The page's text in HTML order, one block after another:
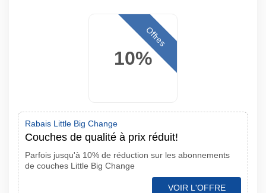
10%
Offres
Rabais Little Big Change
Couches de qualité à prix réduit!
Parfois jusqu'à 10% de réduction sur les abonnements
de couches Little Big Change
VOIR L'OFFRE